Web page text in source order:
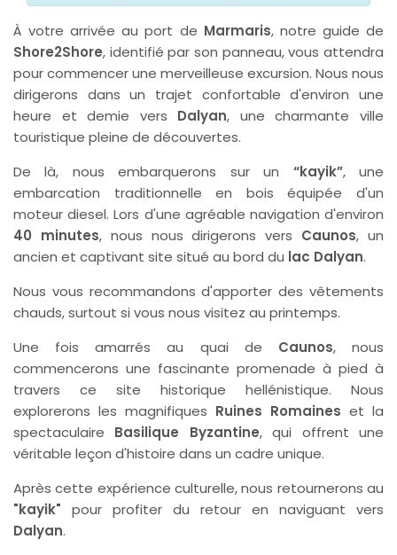
À votre arrivée au port de Marmaris, notre guide de
Shore2Shore, identifié par son panneau, vous attendra
pour commencer une merveilleuse excursion. Nous nous
dirigerons dans un trajet confortable d'environ une
heure et demie vers Dalyan, une charmante ville
touristique pleine de découvertes.
De là, nous embarquerons sur un “kayik”, une
embarcation traditionnelle en bois équipée d'un
moteur diesel. Lors d'une agréable navigation d'environ
40 minutes, nous nous dirigerons vers Caunos, un
ancien et captivant site situé au bord du lac Dalyan.
Nous vous recommandons d'apporter des vêtements
chauds, surtout si vous nous visitez au printemps.
Une fois amarrés au quai de Caunos, nous
commencerons une fascinante promenade à pied à
travers ce site historique hellénistique. Nous
explorerons les magnifiques Ruines Romaines et la
spectaculaire Basilique Byzantine, qui offrent une
véritable leçon d'histoire dans un cadre unique.
Après cette expérience culturelle, nous retournerons au
"kayik" pour profiter du retour en naviguant vers
Dalyan.